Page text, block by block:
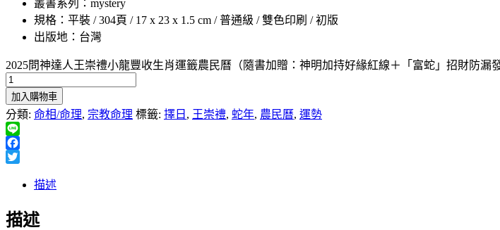
叢書系列：mystery
規格：平裝 / 304頁 / 17 x 23 x 1.5 cm / 普通級 / 雙色印刷 / 初版
出版地：台灣
2025問神達人王崇禮小龍豐收生肖運籤農民曆（隨書加贈：神明加持好緣紅線＋「富蛇」招財防
加入購物車
分類: 命相/命理, 宗教命理 標籤: 擇日 , 王崇禮, 蛇年, 農民曆, 運勢
Line
Facebook
描述
描述